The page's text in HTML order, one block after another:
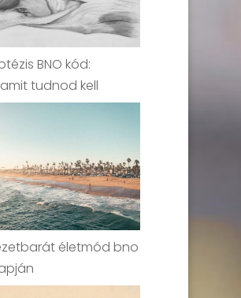
BNO kód:
tudnod kell
életmód bno